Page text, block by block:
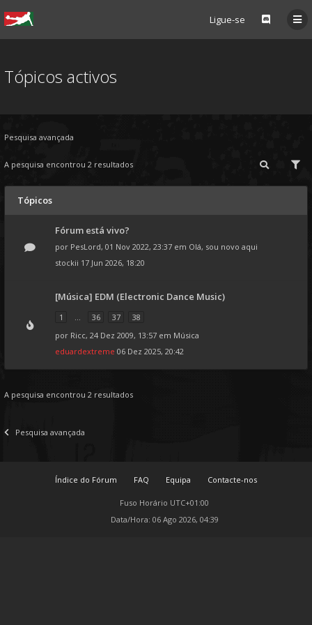
Ligue-se
Tópicos activos
Pesquisa avançada
A pesquisa encontrou 2 resultados
Tópicos
Fórum está vivo?
por PesLord, 01 Nov 2022, 23:37 em Olá, sou novo aqui
stockii 17 Jun 2026, 18:20
[Música] EDM (Electronic Dance Music)
1 ... 36 37
38
por Ricc, 24 Dez 2009, 13:57 em Música
eduardextreme 06 Dez 2025, 20:42
A pesquisa encontrou 2 resultados
Pesquisa avançada
Índice do Fórum FAQ Equipa Contacte-nos
Fuso Horário UTC+01:00
Data/Hora: 06 Ago 2026, 04:39